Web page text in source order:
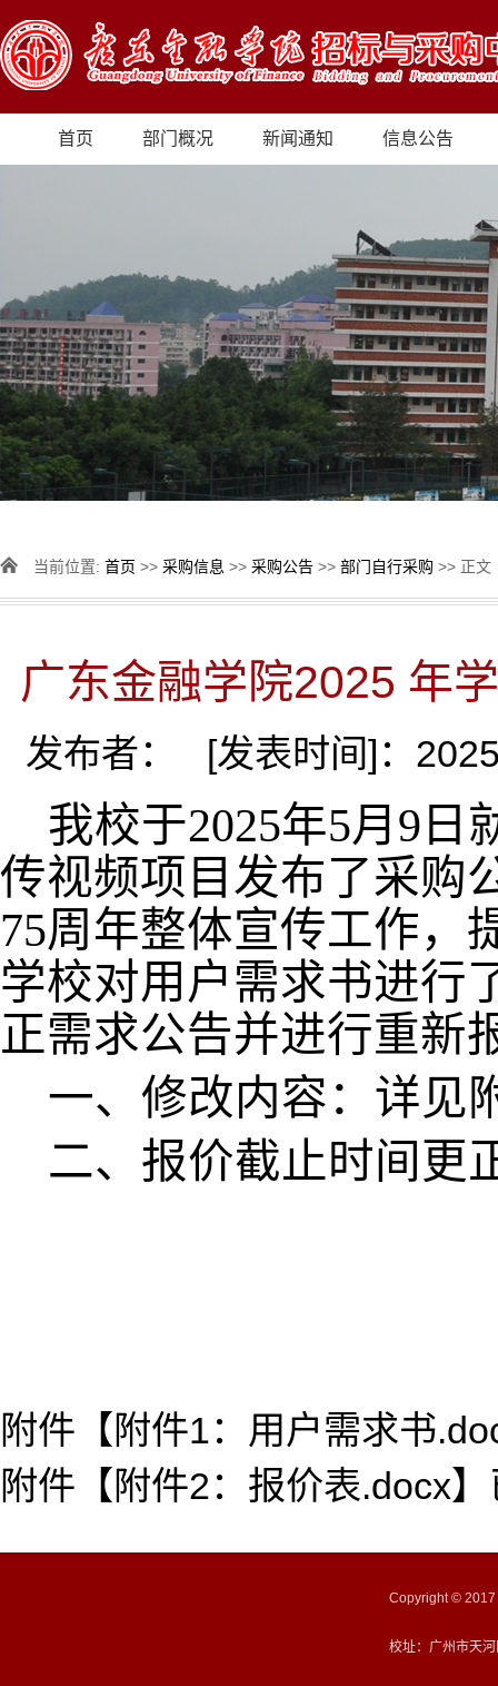
首页 部门概况 新闻通知 信息公告
当前位置: 首页 >> 采购信息 >> 采购公告 >> 部门自行采购 >> 正文
广东金融学院2025 年
发布者： [发表时间]：
我校于2025年5月9日
传视频项目发布了采购
75周年整体宣传工作，
学校对用户需求书进行
正需求公告并进行重新
一、修改内容：详见
二、报价截止时间更
附件【 附件1：用户需求书
附件【 附件2：报价表.docx
Copyright © 2017
校址：广州市天